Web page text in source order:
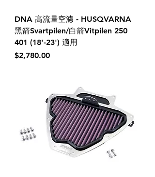
DNA 高流量空濾 - HUSQVARNA
黑箭Svartpilen/白箭Vitpilen 250
401 (18'-23') 適用
價格
$2,780.00